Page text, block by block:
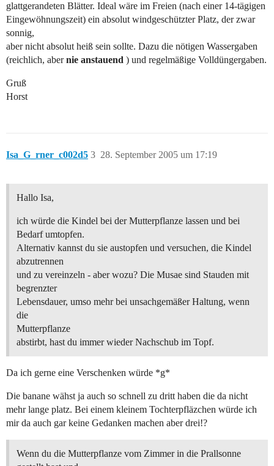
glattgerandeten Blätter. Ideal wäre im Freien (nach einer 14-tägigen
Eingewöhnungszeit) ein absolut windgeschützter Platz, der zwar
sonnig,
aber nicht absolut heiß sein sollte. Dazu die nötigen Wassergaben
(reichlich, abernie anstauend ) und regelmäßige Volldüngergaben.
Gruß
Horst
Isa_G_rner_c002d5 28. September 2005 um 17:19
3
Hallo Isa,
ich würde die Kindel bei der Mutterpflanze lassen und bei
Bedarf umtopfen.
Alternativ kannst du sie austopfen und versuchen, die Kindel
abzutrennen
und zu vereinzeln - aber wozu? Die Musae sind Stauden mit
begrenzter
Lebensdauer, umso mehr bei unsachgemäßer Haltung, wenn
die
Mutterpflanze
abstirbt, hast du immer wieder Nachschub im Topf.
Da ich gerne eine Verschenken würde *g*
Die banane wähst ja auch so schnell zu dritt haben die da nicht
mehr lange platz. Bei einem kleinem Tochterpfläzchen würde ich
mir da auch gar keine Gedanken machen aber drei!?
Wenn du die Mutterpflanze vom Zimmer in die Prallsonne